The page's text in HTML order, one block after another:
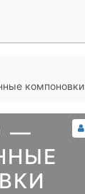
компоновки
—